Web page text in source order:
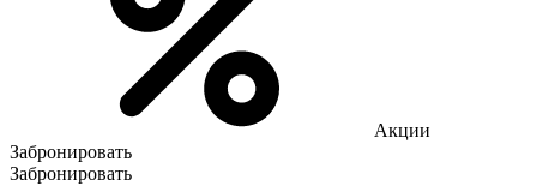
Акции
Забронировать
Забронировать